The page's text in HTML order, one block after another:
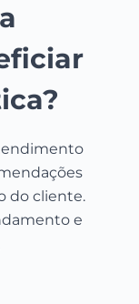
do cliente.
e